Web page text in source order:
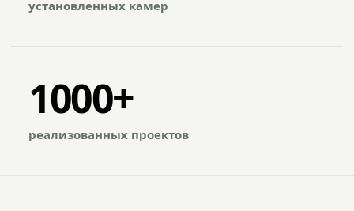
установленных камер
1000+
реализованных проектов